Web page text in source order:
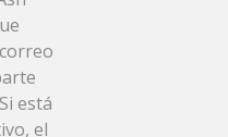
está
el